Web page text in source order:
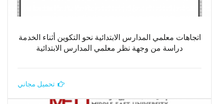
اتجاهات معلمي المدارس الابتدائية نحو التكوين أثناء الخدمة
دراسة من وجهة نظر معلمي المدارس الابتدائية
تحميل مجاني